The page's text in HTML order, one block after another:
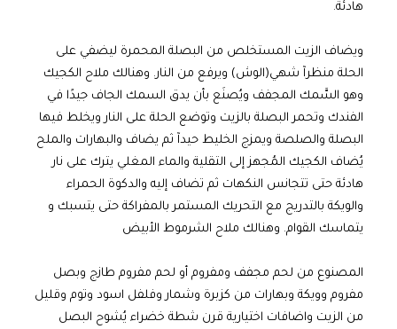
هادئة.
ويضاف الزيت المستخلص من البصلة المحمرة ليضفي على
الحلة منظرآ شهي(الوش) ويرفع من النار. وهنالك ملاح الكجيك
وهو السَّمك المجفف ويُصنَع بأن يدق السمك الجاف جيدًا في
الفندك وتحمر البصلة بالزيت وتوضع الحلة على النار ويخلط فيها
البصلة والصلصة ويمزج الخليط حيدآ ثم يضاف والبهارات والملح
يُضاف الكجيك المُجهز إلى التقلية والماء المغلي يترك على نار
هادئة حتى تتجانس النكهات ثم تضاف إليه والدكوة الحمراء
والويكة بالتدريج مع التحريك المستمر بالمفراكة حتى يتسبك و
يتماسك القوام. وهنالك ملاح الشرموط الأبيض
المصنوع من لحم مجفف ومفروم أو لحم مفروم طازج وبصل
مفروم وويكة وبهارات من كزبرة وشمار وفلفل اسود وتوم وقليل
من الزيت واضافات اختيارية قرن شطة خضراء يُشوح البصل